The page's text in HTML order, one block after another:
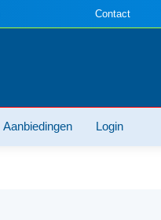
Contact
Aanbiedingen Login